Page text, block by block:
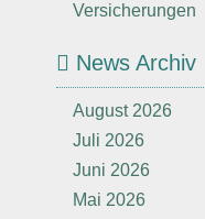
Versicherungen
News Archiv
August 2026
Juli 2026
Juni 2026
Mai 2026